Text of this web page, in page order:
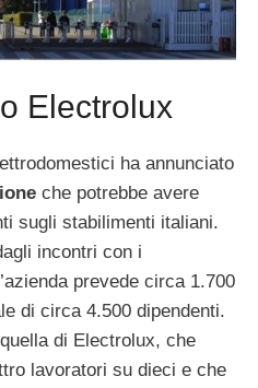
Electrolux
ha annunciato
che potrebbe avere
sugli stabilimenti italiani.
incontri con i
prevede circa 1.700
di circa 4.500 dipendenti.
di Electrolux, che
lavoratori su dieci e che